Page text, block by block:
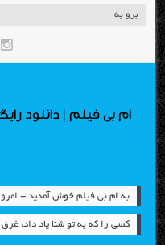
ام بی فیلم | دانلود
به ام بی فیلم خوش آمدید - امروز : شنبه ۱۷
کسی را که به تو شنا یاد داد،